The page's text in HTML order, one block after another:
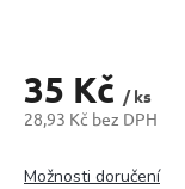
35 Kč / ks
28,93 Kč bez DPH
cena:
Možnosti doručení